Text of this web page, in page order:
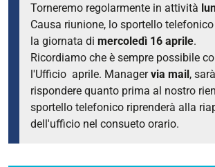
Torneremo regolarmente in attività
Causa riunione, lo sportello
la giornata di mercoledì 16 aprile.
Ricordiamo che è sempre possibile
l'Ufficio aprile. Managervia mail,
rispondere quanto prima al nostro
sportello telefonico riprenderà alla
dell'ufficio nel consueto orario.